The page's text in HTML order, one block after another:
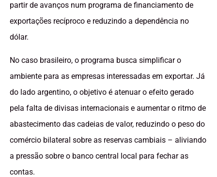
partir de avanços num programa de financiamento de
exportações recíproco e reduzindo a dependência no
dólar.
No caso brasileiro, o programa busca simplificar o
ambiente para as empresas interessadas em exportar. Já
do lado argentino, o objetivo é atenuar o efeito gerado
pela falta de divisas internacionais e aumentar o ritmo de
abastecimento das cadeias de valor, reduzindo o peso do
comércio bilateral sobre as reservas cambiais – aliviando
a pressão sobre o banco central local para fechar as
contas.